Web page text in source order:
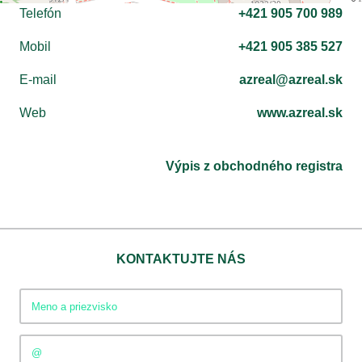
Telefón +421 905 700 989
Mobil +421 905 385 527
E-mail azreal@azreal.sk
Web www.azreal.sk
Výpis z obchodného registra
KONTAKTUJTE NÁS